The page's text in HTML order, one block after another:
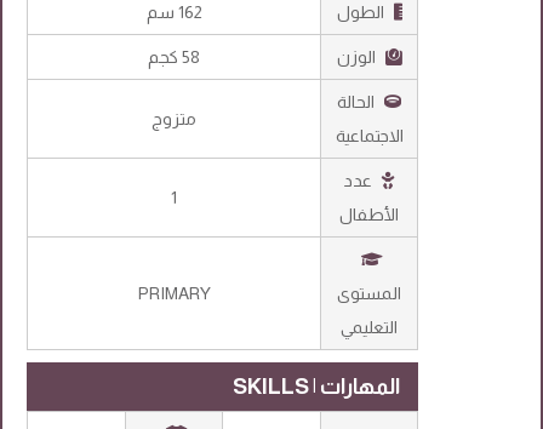
الطول 162 سم
الوزن 58 كجم
الحالة
الاجتماعية
متزوج
عدد
الأطفال
1
المستوى
التعليمي
PRIMARY
المهارات | SKILLS